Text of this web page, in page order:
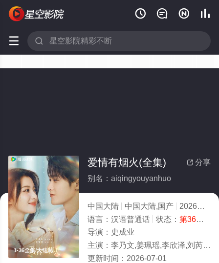
   
 
1-36全集/大结局
 分享
爱情有烟火(全集)
别名：aiqingyouyanhuo
中国大陆 中国大陆,国产 2026
5.0
语言： 汉语普通话 状态： 第36集已完结
导演： 史成业
主演： 李乃文,姜珮瑶,李欣泽,刘芮麟,王楚然,杨童舒,檀健次,张昊唯,邵伟桐,叶晞月,郑水晶
更新时间： 2026-07-01